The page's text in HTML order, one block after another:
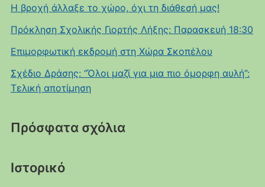
Η βροχή άλλαξε το χώρο, όχι τη διάθεσή μας!
Πρόκληση Σχολικής Γιορτής Λήξης: Παρασκευή 18:30
Επιμορφωτική εκδρομή στη Χώρα Σκοπέλου
Σχέδιο Δράσης: “Όλοι μαζί για μια πιο όμορφη αυλή”:
Τελική αποτίμηση
Πρόσφατα σχόλια
Ιστορικό